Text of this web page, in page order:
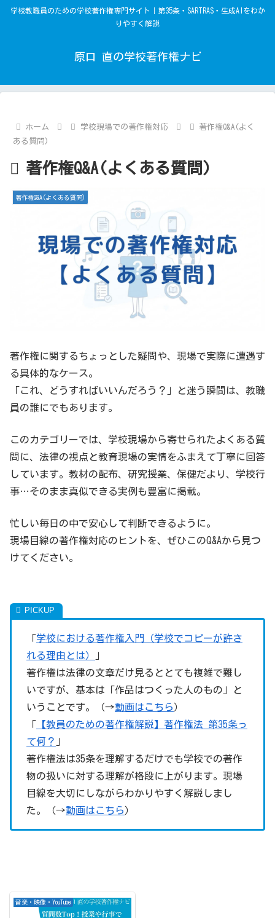
学校教職員のための学校著作権専門サイト｜第35条・SARTRAS・生成AIをわか
りやすく解説
原口 直の学校著作権ナビ
ホーム 学校現場での著作権対応
著作権Q&A(よく
ある質問)
著作権Q&A(よくある質問)
著作権Q&A(よくある質問)
著作権に関するちょっとした疑問や、現場で実際に遭遇す
る具体的なケース。
「これ、どうすればいいんだろう？」と迷う瞬間は、教職
員の誰にでもあります。
このカテゴリーでは、学校現場から寄せられたよくある質
問に、法律の視点と教育現場の実情をふまえて丁寧に回答
しています。教材の配布、研究授業、保健だより、学校行
事…そのまま真似できる実例も豊富に掲載。
忙しい毎日の中で安心して判断できるように。
現場目線の著作権対応のヒントを、ぜひこのQ&Aから見つ
けてください。
「学校における著作権入門（学校でコピーが許さ
れる理由とは）
」
著作権は法律の文章だけ見るととても複雑で難し
いですが、基本は「作品はつくった人のもの」と
いうことです。（→動画はこちら）
「 【教員のための著作権解説】著作権法 第35条っ
て何？ 」
著作権法は35条を理解するだけでも学校での著作
物の扱いに対する理解が格段に上がります。現場
目線を大切にしながらわかりやすく解説しまし
た。（→動画はこちら）
音楽・映像・YouTube